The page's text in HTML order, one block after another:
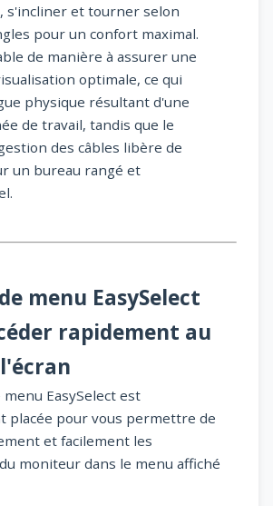
s'incliner et tourner selon
pour un confort maximal.
de manière à assurer une
optimale, ce qui
physique résultant d'une
de travail, tandis que le
des câbles libère de
un bureau rangé et
menu EasySelect
rapidement au
menu EasySelect est
placée pour vous permettre de
et facilement les
moniteur dans le menu affiché